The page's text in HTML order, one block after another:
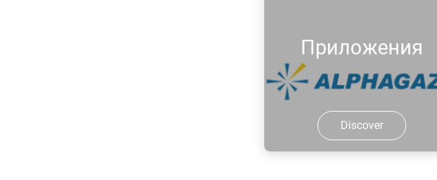
Приложения
Discover